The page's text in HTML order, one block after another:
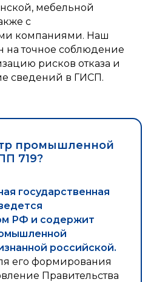
мебельной
с
компаниями. Наш
на точное соблюдение
рисков отказа и
сведений в ГИСП.
промышленной
719?
государственная
РФ и содержит
российской.
его формирования
Правительства